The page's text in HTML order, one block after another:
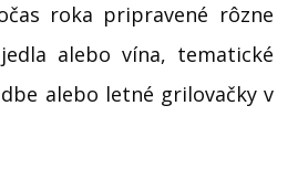
roka pripravené rôzne
alebo vína, tematické
alebo letné grilovačky v